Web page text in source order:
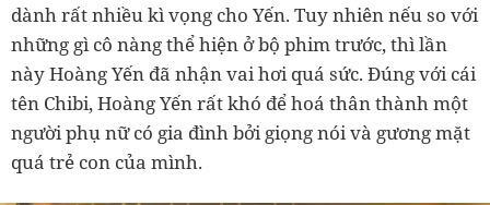
dành rất nhiều kì vọng cho Yến. Tuy nhiên nếu so với
những gì cô nàng thể hiện ở bộ phim trước, thì lần
này Hoàng Yến đã nhận vai hơi quá sức. Đúng với cái
tên Chibi, Hoàng Yến rất khó để hoá thân thành một
người phụ nữ có gia đình bởi giọng nói và gương mặt
quá trẻ con của mình.